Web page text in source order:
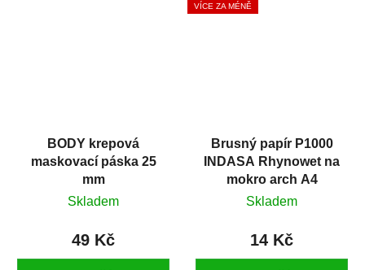
BODY krepová
maskovací páska 25
mm
Skladem
49 Kč
VÍCE ZA MÉNĚ
Brusný papír P1000
INDASA Rhynowet na
mokro arch A4
Skladem
14 Kč